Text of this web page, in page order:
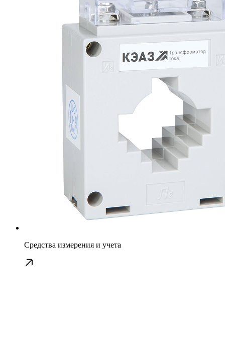
Средства измерения и учета